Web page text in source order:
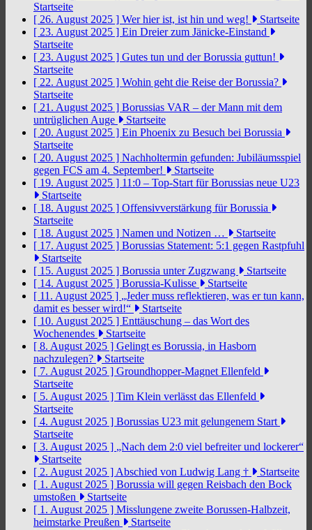
Startseite
[ 26. August 2025 ] Wer hier ist, ist hin und weg!
Startseite
[ 23. August 2025 ] Ein Dreier zum Jänicke-Einstand
Startseite
[ 23. August 2025 ] Gutes tun und der Borussia guttun!
Startseite
[ 22. August 2025 ] Wohin geht die Reise der Borussia?
Startseite
[ 21. August 2025 ] Borussias VAR – der Mann mit dem
untrüglichen Auge
Startseite
[ 20. August 2025 ] Ein Phoenix zu Besuch bei Borussia
Startseite
[ 20. August 2025 ] Nachholtermin gefunden: Jubiläumsspiel
gegen FCS am 4. September!
Startseite
[ 19. August 2025 ] 11:0 – Top-Start für Borussias neue U23
Startseite
[ 18. August 2025 ] Offensivverstärkung für Borussia
Startseite
[ 18. August 2025 ] Namen und Notizen …
Startseite
[ 17. August 2025 ] Borussias Statement: 5:1 gegen Rastpfuhl
Startseite
[ 15. August 2025 ] Borussia unter Zugzwang
Startseite
[ 14. August 2025 ] Borussia-Kulisse
Startseite
[ 11. August 2025 ] „Jeder muss reflektieren, was er tun kann,
damit es besser wird!“
Startseite
[ 10. August 2025 ] Enttäuschung – das Wort des
Wochenendes
Startseite
[ 8. August 2025 ] Gelingt es Borussia, in Hasborn
nachzulegen?
Startseite
[ 7. August 2025 ] Groundhopper-Magnet Ellenfeld
Startseite
[ 5. August 2025 ] Tim Klein verlässt das Ellenfeld
Startseite
[ 4. August 2025 ] Borussias U23 mit gelungenem Start
Startseite
[ 3. August 2025 ] „Nach dem 2:0 viel befreiter und lockerer“
Startseite
[ 2. August 2025 ] Abschied von Ludwig Lang †
Startseite
[ 1. August 2025 ] Borussia will gegen Reisbach den Bock
umstoßen
Startseite
[ 1. August 2025 ] Misslungene zweite Borussen-Halbzeit,
heimstarke Preußen
Startseite